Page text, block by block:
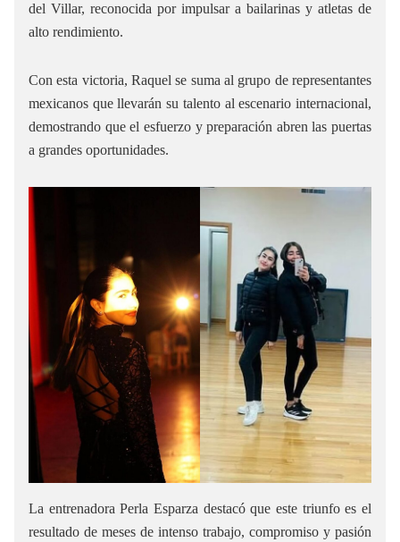
del Villar, reconocida por impulsar a bailarinas y atletas de
alto rendimiento.
Con esta victoria, Raquel se suma al grupo de representantes
mexicanos que llevarán su talento al escenario internacional,
demostrando que el esfuerzo y preparación abren las puertas
a grandes oportunidades.
La entrenadora Perla Esparza destacó que este triunfo es el
resultado de meses de intenso trabajo, compromiso y pasión